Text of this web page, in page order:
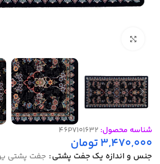
شناسه محصول: 46P7101632
3,470,000تومان
جنس و اندازه یک جفت پشتی جفت پشتی